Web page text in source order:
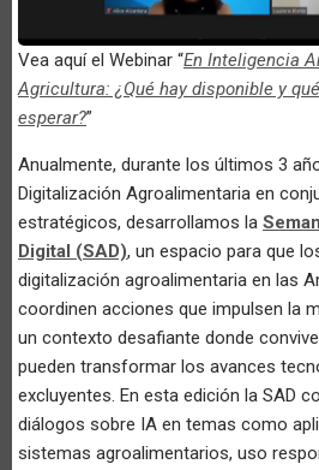
Vea aquí el Webinar “En Inteligencia
Agricultura: ¿Qué hay disponible y
esperar?”
Anualmente, durante los últimos 3
Digitalización Agroalimentaria en
estratégicos, desarrollamos la
Digital (SAD), un espacio para que
digitalización agroalimentaria en las
coordinen acciones que impulsen la
un contexto desafiante donde
pueden transformar los avances
excluyentes. En esta edición la SAD
diálogos sobre IA en temas como
sistemas agroalimentarios, uso